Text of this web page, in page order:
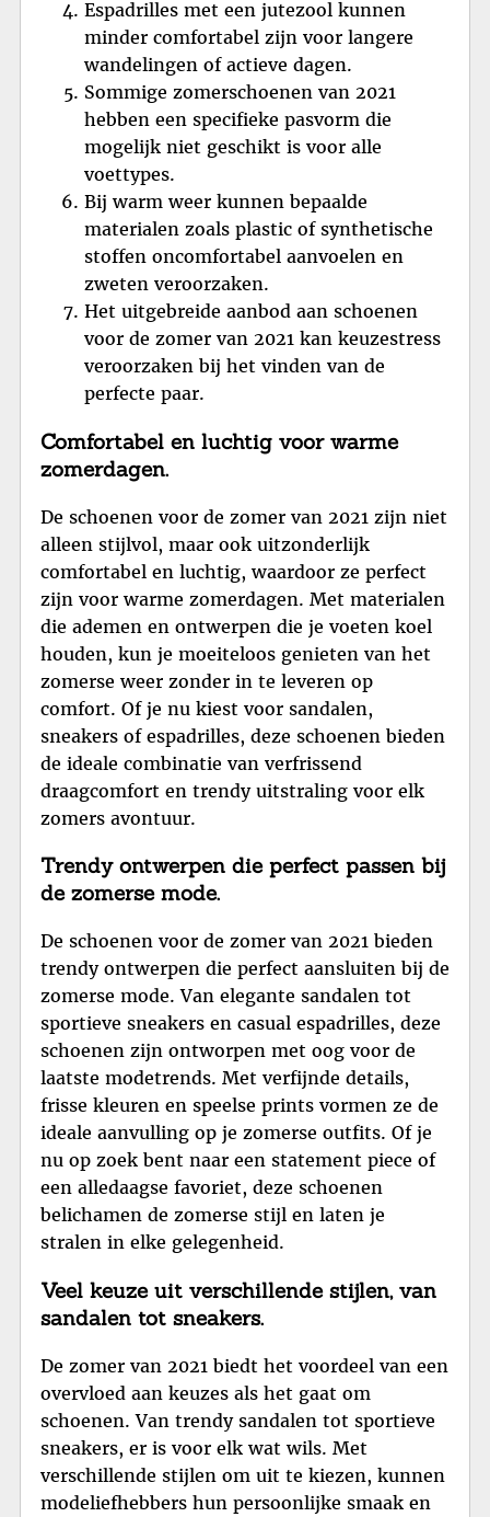
Espadrilles met een jutezool kunnen
minder comfortabel zijn voor langere
wandelingen of actieve dagen.
Sommige zomerschoenen van 2021
hebben een specifieke pasvorm die
mogelijk niet geschikt is voor alle
voettypes.
Bij warm weer kunnen bepaalde
materialen zoals plastic of synthetische
stoffen oncomfortabel aanvoelen en
zweten veroorzaken.
Het uitgebreide aanbod aan schoenen
voor de zomer van 2021 kan keuzestress
veroorzaken bij het vinden van de
perfecte paar.
Comfortabel en luchtig voor warme
zomerdagen.
De schoenen voor de zomer van 2021 zijn niet
alleen stijlvol, maar ook uitzonderlijk
comfortabel en luchtig, waardoor ze perfect
zijn voor warme zomerdagen. Met materialen
die ademen en ontwerpen die je voeten koel
houden, kun je moeiteloos genieten van het
zomerse weer zonder in te leveren op
comfort. Of je nu kiest voor sandalen,
sneakers of espadrilles, deze schoenen bieden
de ideale combinatie van verfrissend
draagcomfort en trendy uitstraling voor elk
zomers avontuur.
Trendy ontwerpen die perfect passen bij
de zomerse mode.
De schoenen voor de zomer van 2021 bieden
trendy ontwerpen die perfect aansluiten bij de
zomerse mode. Van elegante sandalen tot
sportieve sneakers en casual espadrilles, deze
schoenen zijn ontworpen met oog voor de
laatste modetrends. Met verfijnde details,
frisse kleuren en speelse prints vormen ze de
ideale aanvulling op je zomerse outfits. Of je
nu op zoek bent naar een statement piece of
een alledaagse favoriet, deze schoenen
belichamen de zomerse stijl en laten je
stralen in elke gelegenheid.
Veel keuze uit verschillende stijlen, van
sandalen tot sneakers.
De zomer van 2021 biedt het voordeel van een
overvloed aan keuzes als het gaat om
schoenen. Van trendy sandalen tot sportieve
sneakers, er is voor elk wat wils. Met
verschillende stijlen om uit te kiezen, kunnen
modeliefhebbers hun persoonlijke smaak en